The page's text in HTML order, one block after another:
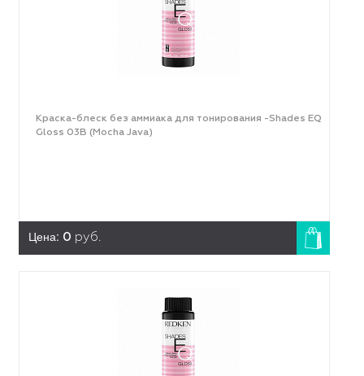
Краска-блеск без аммиака для тонирования -Shades EQ
Gloss 03B (Mocha Java)
Цена: 0 руб.